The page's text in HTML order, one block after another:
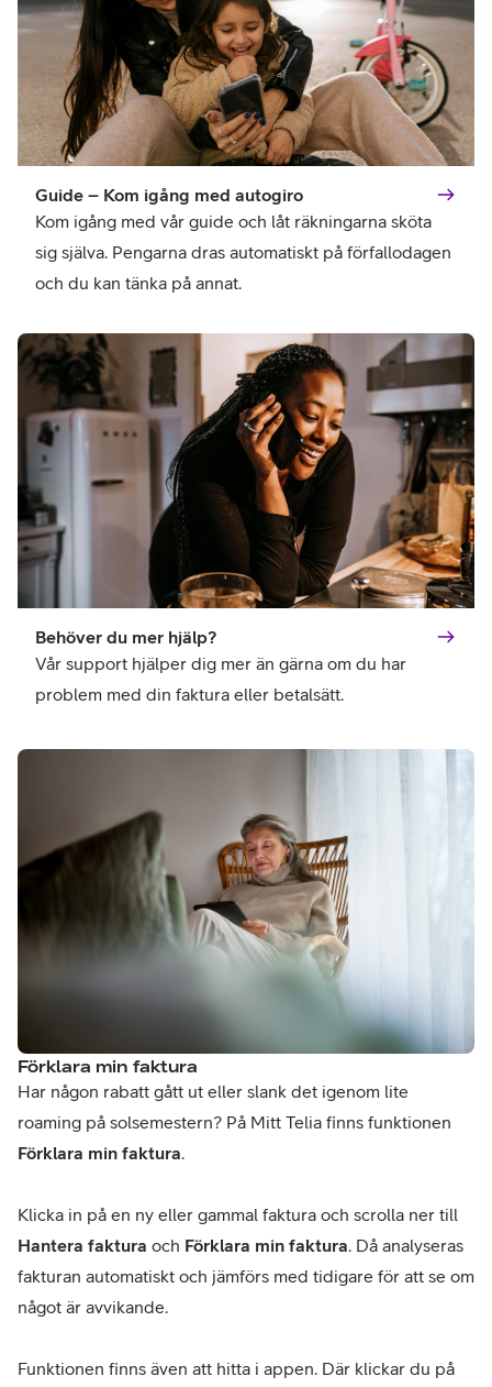
Guide – Kom igång med autogiro
Kom igång med vår guide och låt räkningarna sköta
sig själva. Pengarna dras automatiskt på förfallodagen
och du kan tänka på annat.
Behöver du mer hjälp?
Vår support hjälper dig mer än gärna om du har
problem med din faktura eller betalsätt.
Förklara min faktura
Har någon rabatt gått ut eller slank det igenom lite
Förklara min faktura.
Hantera faktura och Förklara min faktura. Då analyseras
fakturan automatiskt och jämförs med tidigare för att se om
något är avvikande.
Funktionen finns även att hitta i appen. Där klickar du på